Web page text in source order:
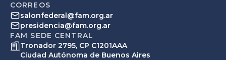
CORREOS
salonfederal@fam.org.ar
presidencia@fam.org.ar
FAM SEDE CENTRAL
Tronador 2795, CP C1201AAA
Ciudad Autónoma de Buenos Aires